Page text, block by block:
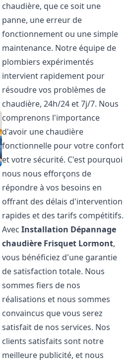
chaudière, que ce soit une
panne, une erreur de
fonctionnement ou une simple
maintenance. Notre équipe de
plombiers expérimentés
intervient rapidement pour
résoudre vos problèmes de
chaudière, 24h/24 et 7j/7. Nous
comprenons l'importance
d'avoir une chaudière
fonctionnelle pour votre confort
et votre sécurité. C'est pourquoi
nous nous efforçons de
répondre à vos besoins en
offrant des délais d'intervention
rapides et des tarifs compétitifs.
AvecInstallation Dépannage
chaudière Frisquet Lormont,
vous bénéficiez d'une garantie
de satisfaction totale. Nous
sommes fiers de nos
réalisations et nous sommes
convaincus que vous serez
satisfait de nos services. Nos
clients satisfaits sont notre
meilleure publicité, et nous